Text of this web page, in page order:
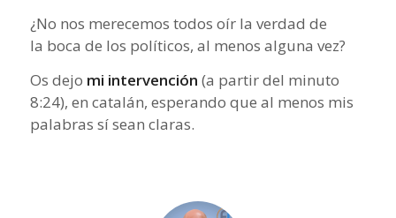
¿No nos merecemos todos oír la verdad de
la boca de los políticos, al menos alguna vez?
Os dejo mi intervención (a partir del minuto
8:24), en catalán, esperando que al menos mis
palabras sí sean claras.